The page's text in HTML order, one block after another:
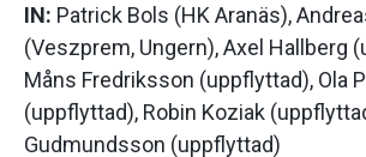
IN: Patrick Bols (HK Aranäs),
(Veszprem, Ungern), Axel Hallberg
Måns Fredriksson (uppflyttad), Ola
(uppflyttad), Robin Koziak
Gudmundsson (uppflyttad)